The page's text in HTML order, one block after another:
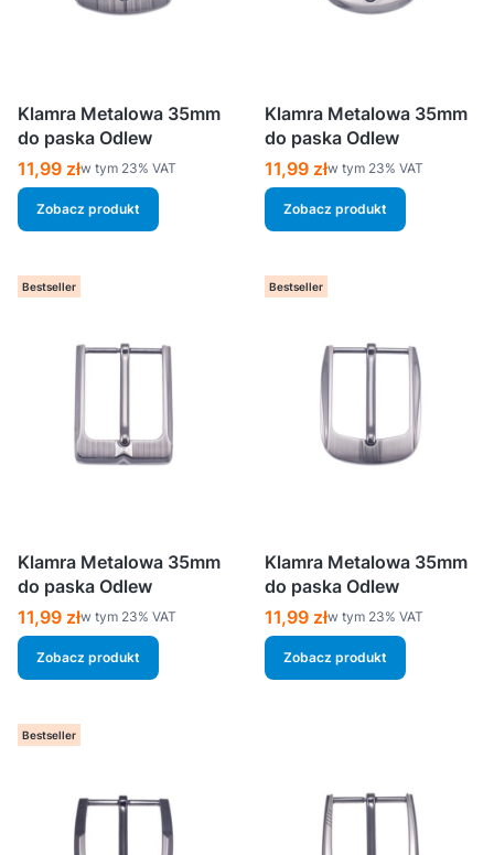
Klamra Metalowa 35mm
do paska Odlew
Cena brutto
11,99 złw tym %s VAT
w tym 23% VAT
Zobacz produkt
Klamra Metalowa 35mm
do paska Odlew
Cena brutto
11,99 złw tym %s VAT
w tym 23% VAT
Zobacz produkt
Bestseller
Klamra Metalowa 35mm
do paska Odlew
Cena brutto
11,99 złw tym %s VAT
w tym 23% VAT
Zobacz produkt
Bestseller
Klamra Metalowa 35mm
do paska Odlew
Cena brutto
11,99 złw tym %s VAT
w tym 23% VAT
Zobacz produkt
Bestseller